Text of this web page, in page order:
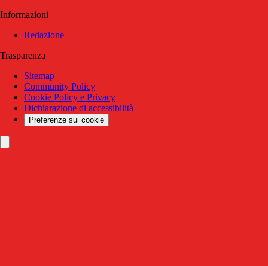
Informazioni
Redazione
Trasparenza
Sitemap
Community Policy
Cookie Policy e Privacy
Dichiarazione di accessibilità
Preferenze sui cookie